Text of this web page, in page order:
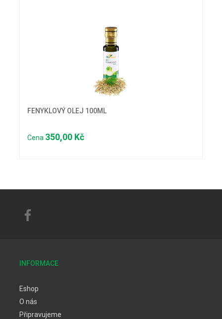
FENYKLOVÝ OLEJ 100ML
Cena 350,00 Kč
INFORMACE
Eshop
O nás
Připravujeme